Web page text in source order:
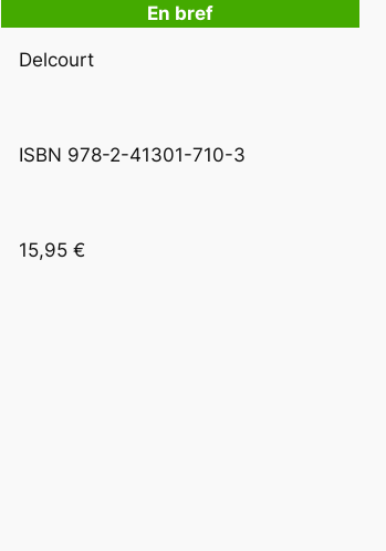
En bref
Delcourt
ISBN 978-2-41301-710-3
15,95 €